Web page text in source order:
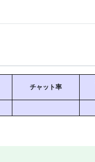
チャット率